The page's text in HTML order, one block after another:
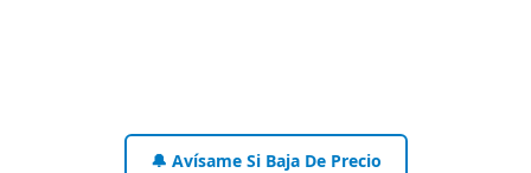
🔔 Avísame Si Baja De Precio